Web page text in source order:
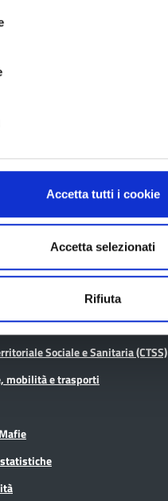
Accetta tutti i cookie
Accetta selezionati
Rifiuta
Sociale e Sanitaria (CTSS)
mobilità e trasporti